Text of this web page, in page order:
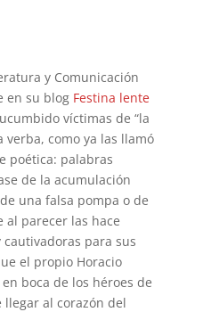
y Comunicación
en su blog Festina lente
víctimas de “la
como ya las llamó
poética: palabras
de la acumulación
una falsa pompa o de
al parecer las hace
para sus
el propio Horacio
boca de los héroes de
llegar al corazón del